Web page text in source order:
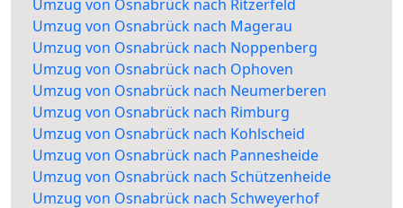
Umzug von Osnabrück nach Ritzerfeld
Umzug von Osnabrück nach Magerau
Umzug von Osnabrück nach Noppenberg
Umzug von Osnabrück nach Ophoven
Umzug von Osnabrück nach Neumerberen
Umzug von Osnabrück nach Rimburg
Umzug von Osnabrück nach Kohlscheid
Umzug von Osnabrück nach Pannesheide
Umzug von Osnabrück nach Schützenheide
Umzug von Osnabrück nach Schweyerhof